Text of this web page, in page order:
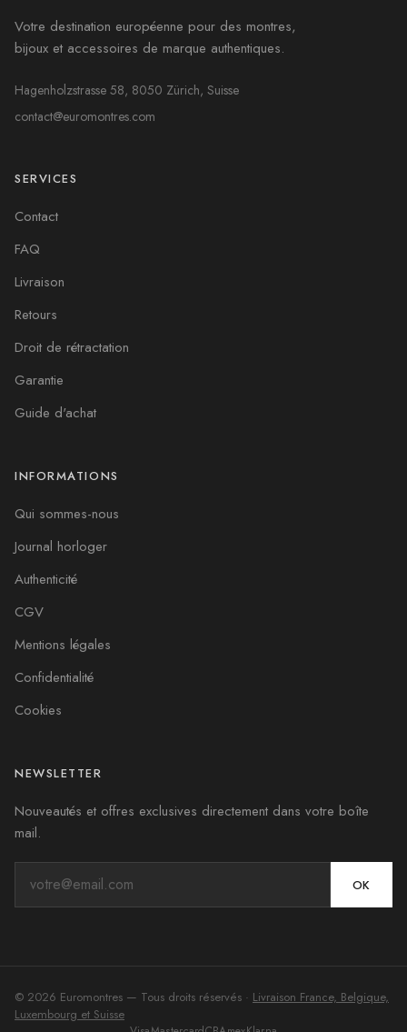
Votre destination européenne pour des montres,
bijoux et accessoires de marque authentiques.
Hagenholzstrasse 58, 8050 Zürich, Suisse
contact@euromontres.com
SERVICES
Contact
FAQ
Livraison
Retours
Droit de rétractation
Garantie
Guide d'achat
INFORMATIONS
Qui sommes-nous
Journal horloger
Authenticité
CGV
Mentions légales
Confidentialité
Cookies
NEWSLETTER
Nouveautés et offres exclusives directement dans votre boîte
mail.
OK
© 2026 Euromontres — Tous droits réservés · Livraison France, Belgique,
Luxembourg et Suisse